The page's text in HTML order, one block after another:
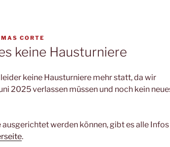
CORTE
keine Hausturniere
keine Hausturniere mehr statt, da wir
2025 verlassen müssen und noch kein
werden können, gibt es alle Infos
.